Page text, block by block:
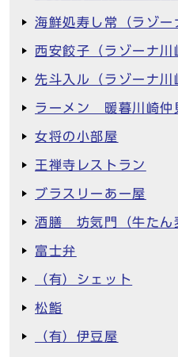
海鮮処寿し常（ラゾー
西安餃子（ラゾーナ川
先斗入ル（ラゾーナ川
ラーメン 暖暮川崎仲
女将の小部屋
王禅寺レストラン
ブラスリーあー屋
酒膳 坊気門（牛たん
富士弁
（有）シェット
松鮨
（有）伊豆屋